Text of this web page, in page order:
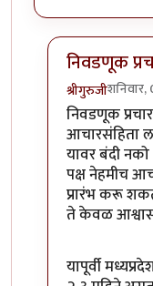
निवडणूक
श्रीगुरुजी
In reply to
निवडणूक
आचारसंहिता
यावर बंदी
पक्ष नेहमीच
प्रारंभ करू
ते केवळ
यापूर्वी